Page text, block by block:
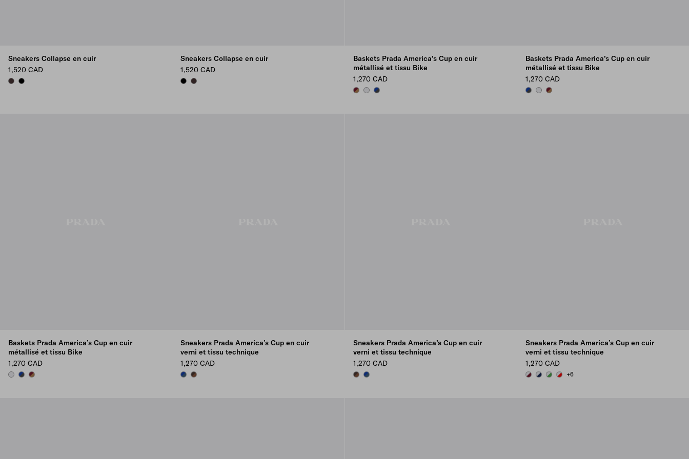
Sneakers Collapse en cuir
1,520 CAD
DARK BROWN
BLACK
Sneakers Collapse en cuir
1,520 CAD
BLACKDARK BROWN
Baskets Prada America’s Cup en cuir
métallisé et tissu Bike
1,270 CAD
BRASS/BURGUNDY
SILVERANTHRACITE/INK
Baskets Prada America’s Cup en cuir
métallisé et tissu Bike
1,270 CAD
ANTHRACITE/INK
SILVERBRASS/BURGUNDY
Baskets Prada America’s Cup en cuir
métallisé et tissu Bike
1,270 CAD
SILVERANTHRACITE/INK
BRASS/BURGUNDY
Sneakers Prada America’s Cup en cuir
verni et tissu technique
1,270 CAD
AVIATION BLUE/INK
ROSEWOOD/EBONY
Sneakers Prada America’s Cup en cuir
verni et tissu technique
1,270 CAD
ROSEWOOD/EBONY
AVIATION BLUE/INK
Sneakers Prada America’s Cup en cuir
verni et tissu technique
1,270 CAD
BURGUNDY-SILVER
ROYAL BLUE/SILVER
GREEN / SILVER
RED/SILVER
+6